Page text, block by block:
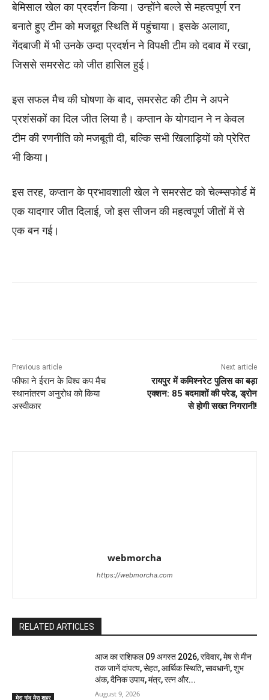
बेमिसाल खेल का प्रदर्शन किया। उन्होंने बल्ले से महत्वपूर्ण रन
बनाते हुए टीम को मजबूत स्थिति में पहुंचाया। इसके अलावा,
गेंदबाजी में भी उनके उम्दा प्रदर्शन ने विपक्षी टीम को दबाव में रखा,
जिससे समरसेट को जीत हासिल हुई।
इस सफल मैच की घोषणा के बाद, समरसेट की टीम ने अपने
प्रशंसकों का दिल जीत लिया है। कप्तान के योगदान ने न केवल
टीम की रणनीति को मजबूती दी, बल्कि सभी खिलाड़ियों को प्रेरित
भी किया।
इस तरह, कप्तान के प्रभावशाली खेल ने समरसेट को चेल्म्सफोर्ड में
एक यादगार जीत दिलाई, जो इस सीजन की महत्वपूर्ण जीतों में से
एक बन गई।
Previous article
फीफा ने ईरान के विश्व कप मैच
स्थानांतरण अनुरोध को किया
अस्वीकार
Next article
रायपुर में कमिश्नरेट पुलिस का बड़ा
एक्शन: 85 बदमाशों की परेड, ड्रोन
से होगी सख्त निगरानी!
webmorcha
https://webmorcha.com
RELATED ARTICLES
मेरा गांव मेरा शहर
आज का राशिफल 09 अगस्त 2026, रविवार, मेष से मीन
तक जानें दांपत्य, सेहत, आर्थिक स्थिति, सावधानी, शुभ
अंक, दैनिक उपाय, मंत्र, रत्न और...
August 9, 2026